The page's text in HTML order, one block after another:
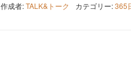
作成者:TALK&トーク カテゴリー:365